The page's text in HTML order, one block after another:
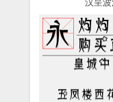
汉呈